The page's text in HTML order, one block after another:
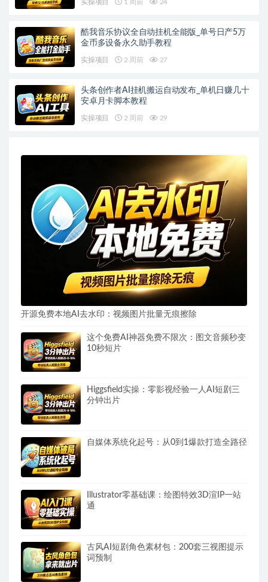
实操项目 1 周前 24
酷我音乐协议全自动挂机全能版_单号日产5万
金币多设备永久助手教程
实操项目 2 周前 27
头条创作者AI挂机搬运自动发布_单机日赚几十
安卓月卡脚本教程
实操项目 2 周前 29
开源免费本地AI去水印：视频图片批量无痕擦除
这个免费AI神器免费不限次：图文音频秒变
10秒短片
Higgsfield实操：零影视经验一人AI短剧三
分钟出片
自媒体系统化起号：从0到1爆款打造全路径
Illustrator零基础课：绘图特效3D渲IP一站
通
古风AI短剧角色素材包：200套三视图提示
词预制